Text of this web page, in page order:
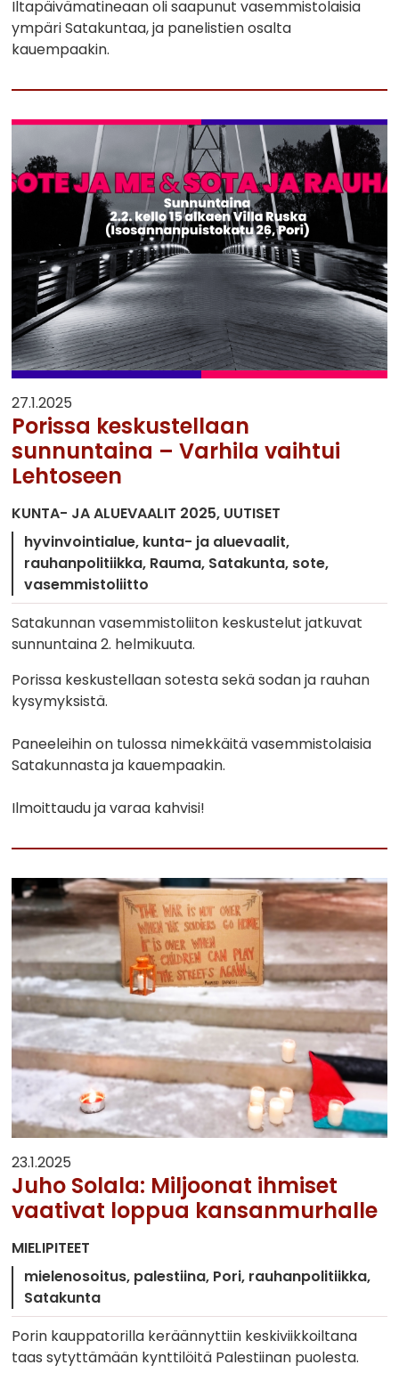
Iltapäivämatineaan oli saapunut vasemmistolaisia
ympäri Satakuntaa, ja panelistien osalta
kauempaakin.
27.1.2025
Porissa keskustellaan
sunnuntaina – Varhila vaihtui
Lehtoseen
KUNTA- JA ALUEVAALIT 2025 UUTISET
hyvinvointialue kunta- ja aluevaalit
rauhanpolitiikka Rauma Satakunta sote
vasemmistoliitto
Satakunnan vasemmistoliiton keskustelut jatkuvat
sunnuntaina 2. helmikuuta.
Porissa keskustellaan sotesta sekä sodan ja rauhan
kysymyksistä.
Paneeleihin on tulossa nimekkäitä vasemmistolaisia
Satakunnasta ja kauempaakin.
Ilmoittaudu ja varaa kahvisi!
23.1.2025
Juho Solala: Miljoonat ihmiset
vaativat loppua kansanmurhalle
MIELIPITEET
mielenosoitus palestiina Pori rauhanpolitiikka
Satakunta
Porin kauppatorilla keräännyttiin keskiviikkoiltana
taas sytyttämään kynttilöitä Palestiinan puolesta.